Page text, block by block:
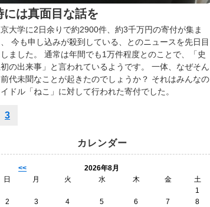
には真面目な話を
大学に2日余りで約2900件、約3千万円の寄付が集ま
今も申し込みが殺到している、とのニュースを先日目
ました。 通常は年間でも1万件程度とのことで、「史
初の出来事」と言われているようです。 一体、なぜそん
代未聞なことが起きたのでしょうか？ それはみんなの
ドル「ねこ」に対して行われた寄付でした。
3
カレンダー
<<
2026年8月
日
月 火 水 木 金
土
1
2
3 4 5 6 7
8